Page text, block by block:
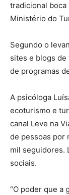
tradicional boca
Ministério do
Segundo o
sites e blogs
de programas
A psicóloga
ecoturismo e
canal Leve na
de pessoas por
mil seguidores.
sociais.
“O poder que a